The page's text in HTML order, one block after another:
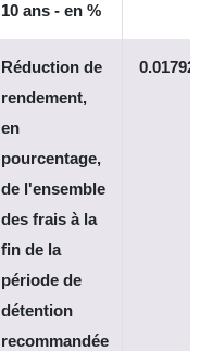
10 ans - en %
Réduction de
rendement,
en
pourcentage,
de l'ensemble
des frais à la
fin de la
période de
détention
recommandée
0.0179264